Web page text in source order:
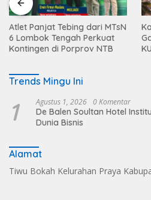
Atlet Panjat Tebing dari MTsN
6 Lombok Tengah Perkuat
Kontingen di Porprov NTB
Trends Mingu Ini
1 Agustus 1, 2026 0 Komentar
De Balen Soultan Hotel
Dunia Bisnis
Alamat
Tiwu Bokah Kelurahan Praya